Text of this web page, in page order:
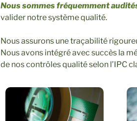
Nous sommes fréquemment
valider notre système qualité.
Nous assurons une traçabilité
Nous avons intégré avec succès la
de nos contrôles qualité selon l’IPC